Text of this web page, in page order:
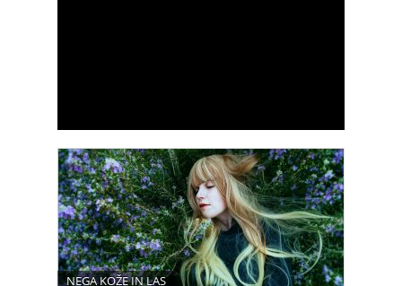
NEGA KOŽE IN LAS